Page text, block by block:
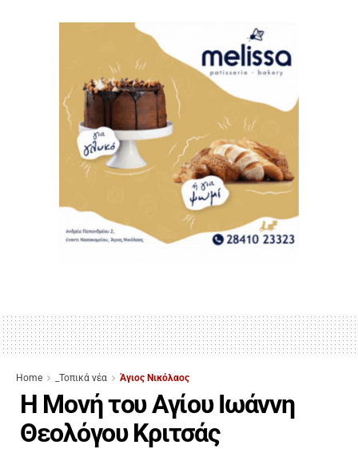
Home _Τοπικά νέα Άγιος Νικόλαος
Η Μονή του Αγίου Ιωάννη
Θεολόγου Κριτσάς